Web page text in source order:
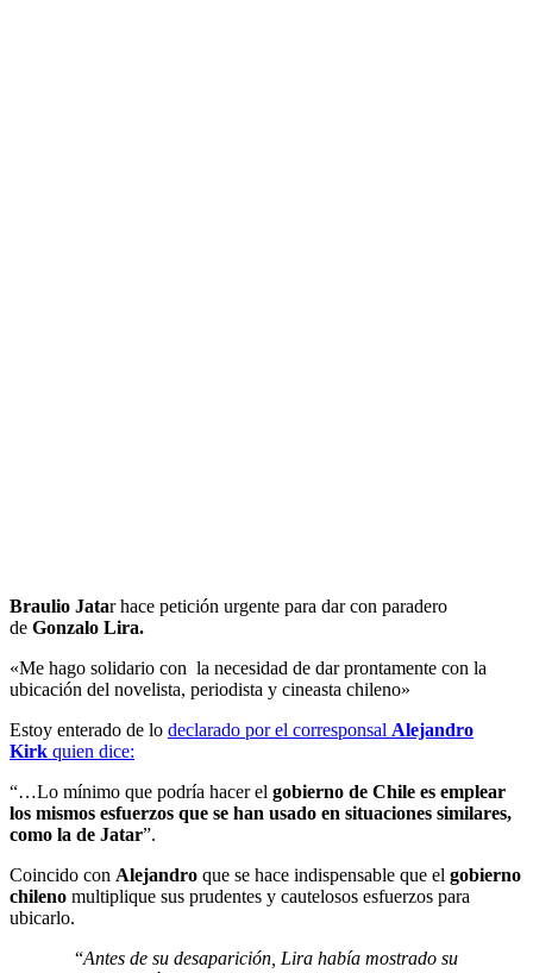
Braulio Jatar hace petición urgente para dar con paradero
de Gonzalo Lira.
«Me hago solidario con la necesidad de dar prontamente con la
ubicación del novelista, periodista y cineasta chileno»
Estoy enterado de lo declarado por el corresponsal Alejandro
Kirk quien dice:
“…Lo mínimo que podría hacer el gobierno de Chile es emplear
los mismos esfuerzos que se han usado en situaciones similares,
como la de Jatar”.
Coincido con Alejandro que se hace indispensable que el gobierno
chileno multiplique sus prudentes y cautelosos esfuerzos para
ubicarlo.
“Antes de su desaparición, Lira había mostrado su